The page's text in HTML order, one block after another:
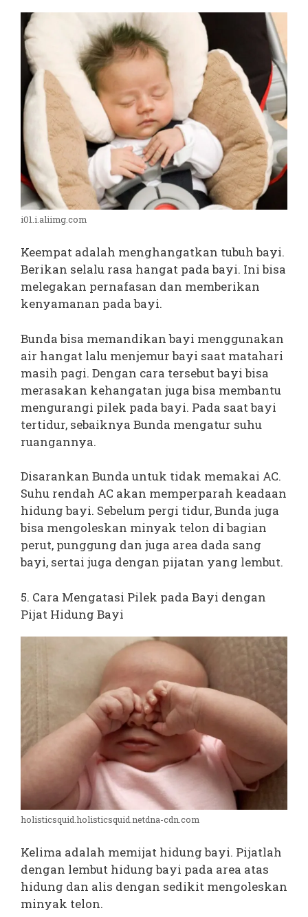
i01.i.aliimg.com
Keempat adalah menghangatkan tubuh bayi.
Berikan selalu rasa hangat pada bayi. Ini bisa
melegakan pernafasan dan memberikan
kenyamanan pada bayi.
Bunda bisa memandikan bayi menggunakan
air hangat lalu menjemur bayi saat matahari
masih pagi. Dengan cara tersebut bayi bisa
merasakan kehangatan juga bisa membantu
mengurangi pilek pada bayi. Pada saat bayi
tertidur, sebaiknya Bunda mengatur suhu
ruangannya.
Disarankan Bunda untuk tidak memakai AC.
Suhu rendah AC akan memperparah keadaan
hidung bayi. Sebelum pergi tidur, Bunda juga
bisa mengoleskan minyak telon di bagian
perut, punggung dan juga area dada sang
bayi, sertai juga dengan pijatan yang lembut.
5. Cara Mengatasi Pilek pada Bayi dengan
Pijat Hidung Bayi
holisticsquid.holisticsquid.netdna-cdn.com
Kelima adalah memijat hidung bayi. Pijatlah
dengan lembut hidung bayi pada area atas
hidung dan alis dengan sedikit mengoleskan
minyak telon.